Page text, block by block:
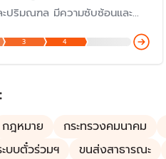
ะปริมณฑล มีความซับซ้อนและ
บประชาชน โดยเฉพาะค่าโดยสาร
วนมากในแต่ละวัน แต่ค่าโดยสาร
3 4
กฎหมาย กระทรวงคมนาคม
บบตั๋วร่วมฯ
ขนส่งสาธารณะ